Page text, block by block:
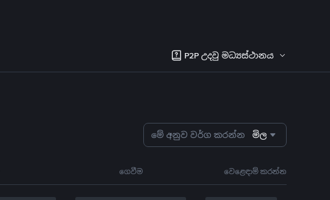
P2P උදවු මධ්‍යස්ථානය
මේ අනුව වර්ග කරන්න මිල
ගෙවීම වෙළෙඳාම් කරන්න